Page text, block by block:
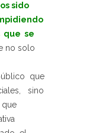
sido
que se
no solo
que
sino
que